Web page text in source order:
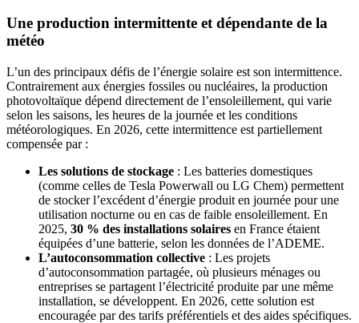
Une production intermittente et dépendante de la
météo
L’un des principaux défis de l’énergie solaire est son intermittence.
Contrairement aux énergies fossiles ou nucléaires, la production
photovoltaïque dépend directement de l’ensoleillement, qui varie
selon les saisons, les heures de la journée et les conditions
météorologiques. En 2026, cette intermittence est partiellement
compensée par :
Les solutions de stockage : Les batteries domestiques
(comme celles de Tesla Powerwall ou LG Chem) permettent
de stocker l’excédent d’énergie produit en journée pour une
utilisation nocturne ou en cas de faible ensoleillement. En
2025, 30 % des installations solaires en France étaient
équipées d’une batterie, selon les données de l’ADEME.
L’autoconsommation collective : Les projets
d’autoconsommation partagée, où plusieurs ménages ou
entreprises se partagent l’électricité produite par une même
installation, se développent. En 2026, cette solution est
encouragée par des tarifs préférentiels et des aides spécifiques.